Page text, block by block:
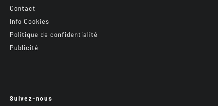
Contact
Info Cookies
Politique de confidentialité
Publicité
Suivez-nous